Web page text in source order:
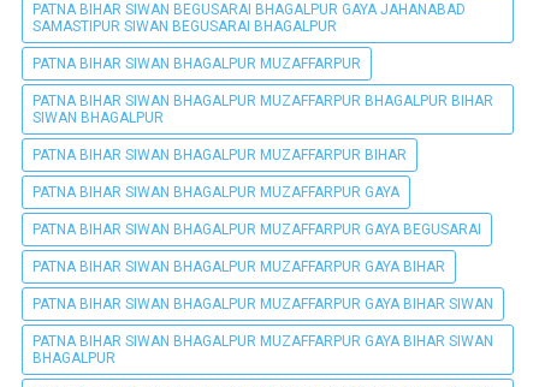
PATNA BIHAR SIWAN BEGUSARAI BHAGALPUR GAYA JAHANABAD
SAMASTIPUR SIWAN BEGUSARAI BHAGALPUR
PATNA BIHAR SIWAN BHAGALPUR MUZAFFARPUR
PATNA BIHAR SIWAN BHAGALPUR MUZAFFARPUR BHAGALPUR BIHAR
SIWAN BHAGALPUR
PATNA BIHAR SIWAN BHAGALPUR MUZAFFARPUR BIHAR
PATNA BIHAR SIWAN BHAGALPUR MUZAFFARPUR GAYA
PATNA BIHAR SIWAN BHAGALPUR MUZAFFARPUR GAYA BEGUSARAI
PATNA BIHAR SIWAN BHAGALPUR MUZAFFARPUR GAYA BIHAR
PATNA BIHAR SIWAN BHAGALPUR MUZAFFARPUR GAYA BIHAR SIWAN
PATNA BIHAR SIWAN BHAGALPUR MUZAFFARPUR GAYA BIHAR SIWAN
BHAGALPUR